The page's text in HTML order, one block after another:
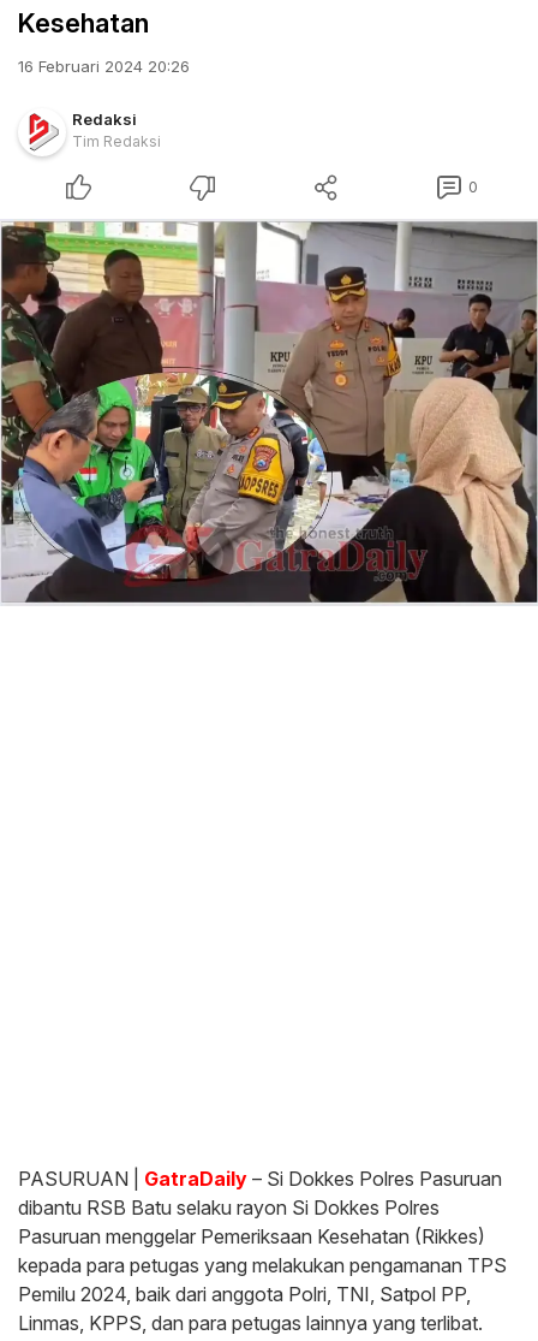
Kesehatan
16 Februari 2024 20:26
Redaksi
Tim Redaksi
0
PASURUAN | GatraDaily – Si Dokkes Polres Pasuruan
dibantu RSB Batu selaku rayon Si Dokkes Polres
Pasuruan menggelar Pemeriksaan Kesehatan (Rikkes)
kepada para petugas yang melakukan pengamanan TPS
Pemilu 2024, baik dari anggota Polri, TNI, Satpol PP,
Linmas, KPPS, dan para petugas lainnya yang terlibat.